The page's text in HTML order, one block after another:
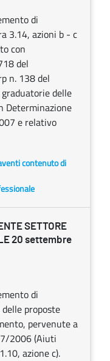
di
3.14, azioni b - c
con
del
n. 138 del
delle
Determinazione
e relativo
contenuto di
SETTORE
20 settembre
di
proposte
pervenute a
2006 (Aiuti
azione c).